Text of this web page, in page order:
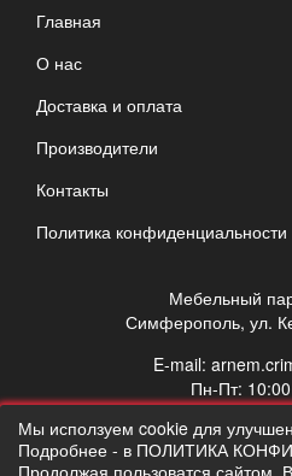
Главная
О нас
Доставка и оплата
Производители
Контакты
Политика конфиденциальности
Мебельный
Симферополь, ул.
E-mail:
Пн-Пт:
Сб: 10:00
Вс:
Мы исползуем cookie для
Подробнее - в ПОЛИТИКА
Продолжая пользоватся сайтом,